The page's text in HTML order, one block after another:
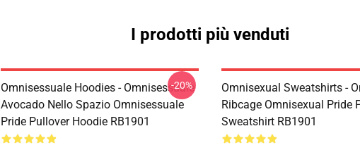
I prodotti più venduti
Omnisessuale Hoodies - Omnisessuale
Avocado Nello Spazio Omnisessuale
Pride Pullover Hoodie RB1901
-20%
Omnisexual Sweatshirts -
Ribcage Omnisexual Pride
Sweatshirt RB1901